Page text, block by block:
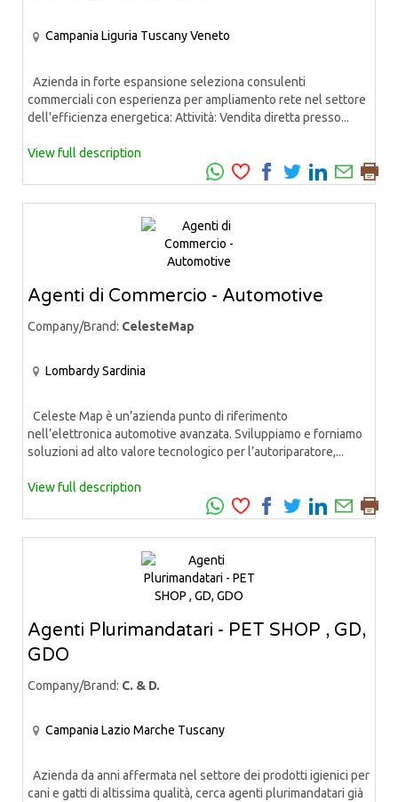
Campania Liguria TuscanyVeneto
Azienda in forte espansione seleziona consulenti
commerciali con esperienza per ampliamento rete nel settore
dell'efficienza energetica: Attività: Vendita diretta presso...
View full description
Agenti di Commercio - Automotive
Company/Brand: CelesteMap
LombardySardinia
Celeste Map è un’azienda punto di riferimento
nell’elettronica automotive avanzata. Sviluppiamo e forniamo
soluzioni ad alto valore tecnologico per l’autoriparatore,...
View full description
Agenti Plurimandatari - PET SHOP , GD,
GDO
Company/Brand: C. & D.
Campania Lazio Marche Tuscany
Azienda da anni affermata nel settore dei prodotti igienici per
cani e gatti di altissima qualità, cerca agenti plurimandatari già